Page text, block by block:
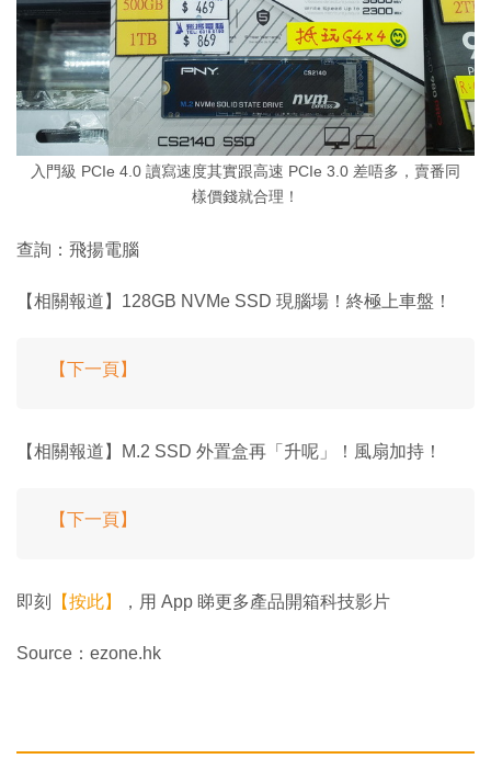
入門級 PCIe 4.0 讀寫速度其實跟高速 PCIe 3.0 差唔多，賣番同
樣價錢就合理！
查詢：飛揚電腦
【相關報道】128GB NVMe SSD 現腦場！終極上車盤！
【下一頁】
【相關報道】M.2 SSD 外置盒再「升呢」！風扇加持！
【下一頁】
即刻 【按此】 ，用 App 睇更多產品開箱科技影片
Source：ezone.hk